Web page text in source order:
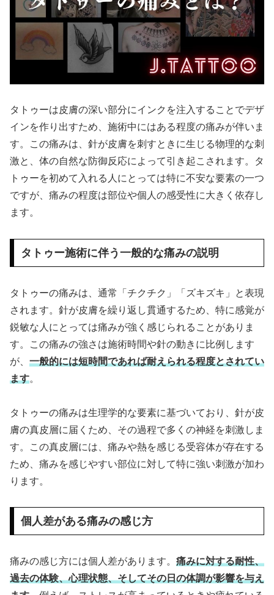
タトゥーは皮膚の深い部分にインクを注入することでデザ
インを作り出すため、施術中にはある程度の痛みが伴いま
す。この痛みは、針が皮膚を刺すときに生じる物理的な刺
激と、体の自然な防御反応によって引き起こされます。タ
トゥーを初めて入れる人にとっては特に不安な要素の一つ
ですが、痛みの程度は部位や個人の感受性に大きく依存し
ます。
タトゥー施術に伴う一般的な痛みの説明
タトゥーの痛みは、通常「チクチク」「ズキズキ」と表現
されます。針が皮膚を繰り返し貫通するため、特に感覚が
鋭敏な人にとっては痛みが強く感じられることがありま
す。この痛みの強さは施術時間や針の動きに比例します
が、 一般的には短時間であれば耐えられる程度とされてい
ます。
タトゥーの痛みは生理学的な要素に基づいており、針が皮
膚の真皮層に届くため、その過程で多くの神経を刺激しま
す。この真皮層には、痛みや熱を感じる受容体が存在する
ため、痛みを感じやすい部位に対して特に強い刺激が加わ
ります。
個人差がある痛みの感じ方
痛みの感じ方には個人差があります。 痛みに対する耐性、
過去の体験、心理状態、そしてその日の体調が影響を与え